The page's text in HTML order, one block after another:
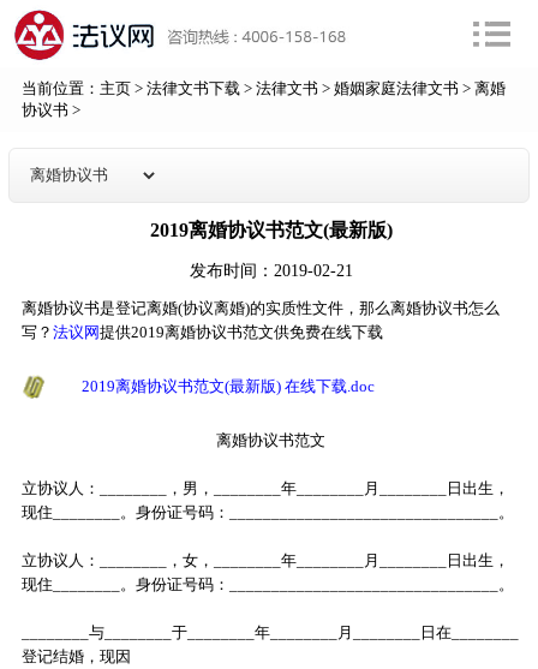
当前位置： 主页> 法律文书下载> 法律文书 > 婚姻家庭法律文书 > 离婚
协议书 >
2019离婚协议书范文(最新版)
发布时间：2019-02-21
离婚协议书是登记离婚(协议离婚)的实质性文件，那么离婚协议书怎么
写？ 法议网提供2019离婚协议书范文供免费在线下载
2019离婚协议书范文(最新版) 在线下载.doc
离婚协议书范文
立协议人：________，男，________年________月________日出生，
现住________。身份证号码：________________________________。
立协议人：________，女，________年________月________日出生，
现住________。身份证号码：________________________________。
________与________于________年________月________日在________
登记结婚，现因